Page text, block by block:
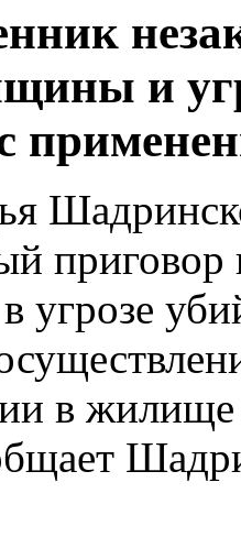
и
угрозе
в